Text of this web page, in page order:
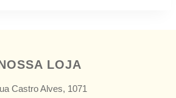
LOJA
Castro Alves, 1071